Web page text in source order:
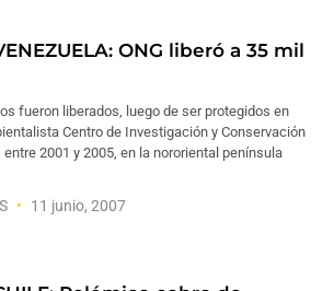
ONG liberó a 35 mil
fueron liberados, luego de ser protegidos en
Centro de Investigación y Conservación
2001 y 2005, en la nororiental península
11 junio, 2007